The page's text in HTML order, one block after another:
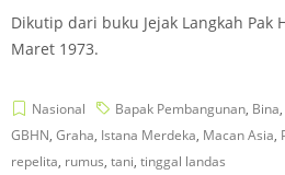
Dikutip dari buku Jejak Langkah Pak
Maret 1973.
Nasional Bapak Pembangunan, Bina,
GBHN, Graha, Istana Merdeka, Macan Asia,
repelita, rumus, tani, tinggal landas